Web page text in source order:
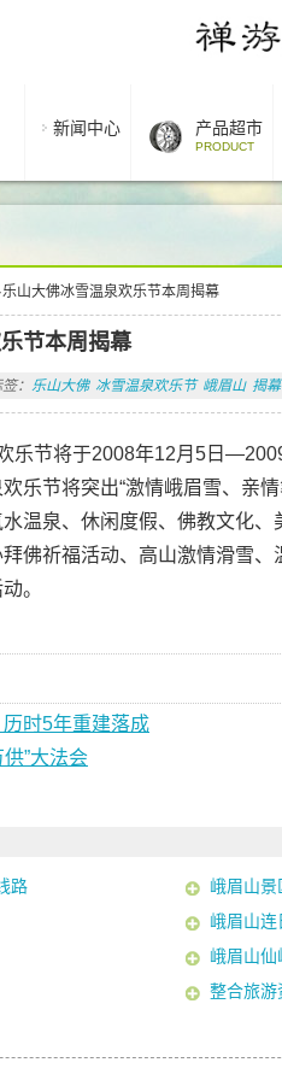
新闻中心 产品超市
PRODUCT
乐山大佛冰雪温泉欢乐节本周揭幕
节本周揭幕
： 乐山大佛 冰雪温泉欢乐节 峨眉山 揭幕
乐节将于2008年12月5日
节将突出“激情峨眉雪、亲情
温泉、休闲度假、佛教文化、
佛祈福活动、高山激情滑雪
。
时5年重建落成
”大法会
路
峨眉山景
峨眉山
峨眉山
整合旅游